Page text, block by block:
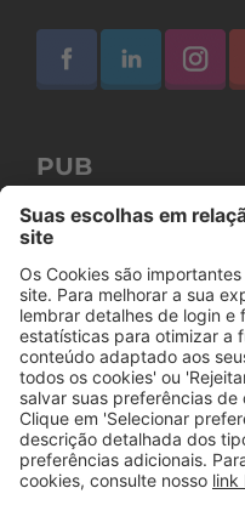
PUB